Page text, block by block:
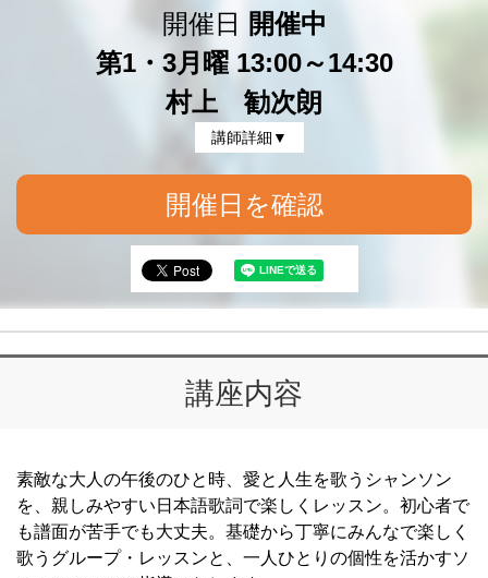
開催日
開催中
第1・3月曜 13:00～14:30
村上 勧次朗
講師詳細▼
開催日を確認
講座内容
素敵な大人の午後のひと時、愛と人生を歌うシャンソン
を、親しみやすい日本語歌詞で楽しくレッスン。初心者で
も譜面が苦手でも大丈夫。基礎から丁寧にみんなで楽しく
歌うグループ・レッスンと、一人ひとりの個性を活かすソ